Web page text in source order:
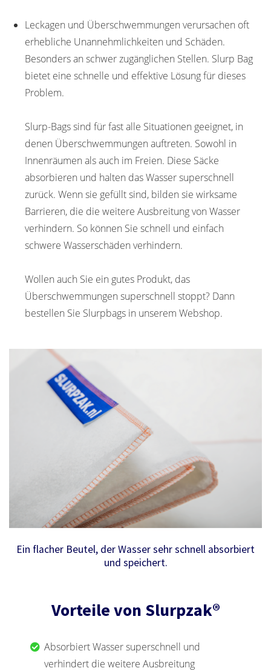
Leckagen und Überschwemmungen verursachen oft
erhebliche Unannehmlichkeiten und Schäden.
Besonders an schwer zugänglichen Stellen. Slurp Bag
bietet eine schnelle und effektive Lösung für dieses
Problem.
Slurp-Bags sind für fast alle Situationen geeignet, in
denen Überschwemmungen auftreten. Sowohl in
Innenräumen als auch im Freien. Diese Säcke
absorbieren und halten das Wasser superschnell
zurück. Wenn sie gefüllt sind, bilden sie wirksame
Barrieren, die die weitere Ausbreitung von Wasser
verhindern. So können Sie schnell und einfach
schwere Wasserschäden verhindern.
Wollen auch Sie ein gutes Produkt, das
Überschwemmungen superschnell stoppt? Dann
bestellen Sie Slurpbags in unserem Webshop.
Ein flacher Beutel, der Wasser sehr schnell absorbiert
und speichert.
Vorteile von Slurpzak®
Absorbiert Wasser superschnell und
verhindert die weitere Ausbreitung